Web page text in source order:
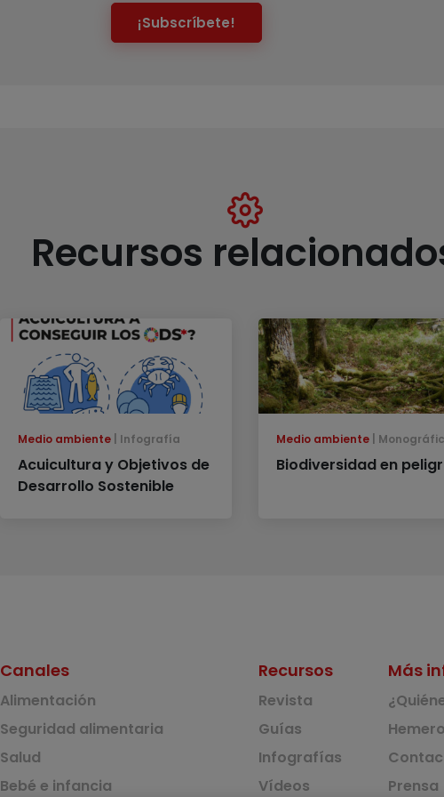
¡Subscríbete!
Recursos
Medio ambiente Infografía
Acuicultura y Objetivos de
Desarrollo Sostenible
Medio ambiente
Biodiversidad en
Canales
Alimentación
Seguridad alimentaria
Salud
Bebé e infancia
Recursos
Revista
Guías
Infografías
Vídeos
Más
Prensa